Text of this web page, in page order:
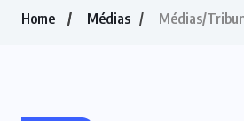
Home Médias Médias/